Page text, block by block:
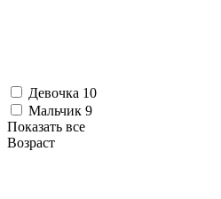
Девочка 10
Мальчик 9
Показать все
Возраст